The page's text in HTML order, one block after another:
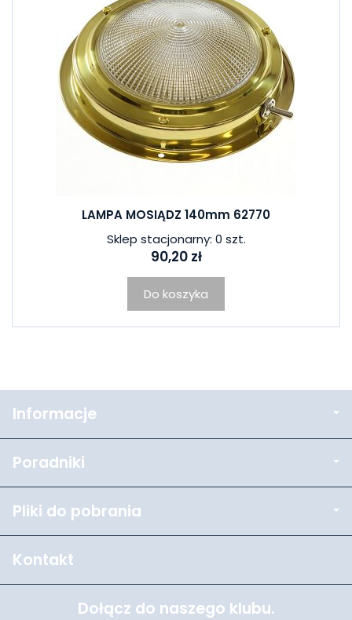
LAMPA MOSIĄDZ 140mm 62770
Sklep stacjonarny: 0 szt.
90,20 zł
Do koszyka
Informacje
Poradniki
Pliki do pobrania
Kontakt
Dołącz do naszego klubu.